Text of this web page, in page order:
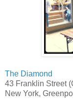
The Diamond
43 Franklin Street
New York,